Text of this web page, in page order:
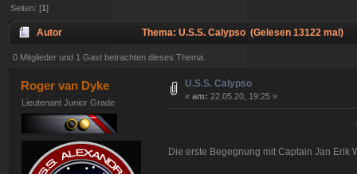
Seiten: [1]
Autor Thema: U.S.S. Calypso (Gelesen 13122 mal)
0 Mitglieder und 1 Gast betrachten dieses Thema.
Roger van Dyke
Lieutenant Junior Grade
U.S.S. Calypso
«am: 22.05.20, 19:25 »
Die erste Begegnung mit Captain Jan Erik